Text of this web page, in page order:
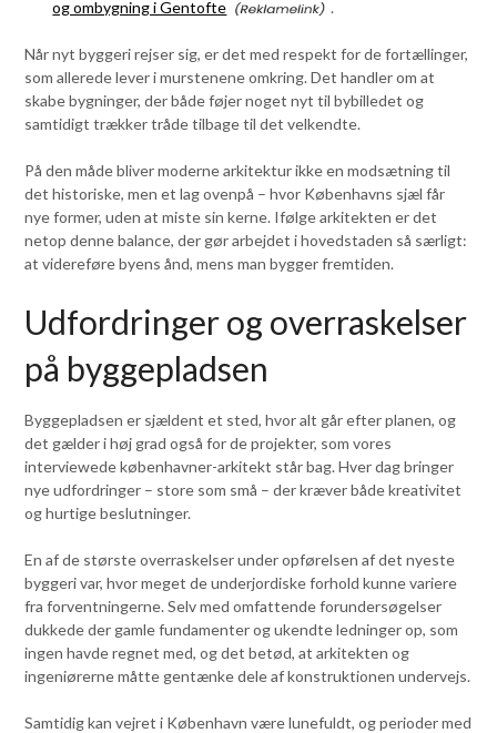
og ombygning i Gentofte .
Når nyt byggeri rejser sig, er det med respekt for de fortællinger,
som allerede lever i murstenene omkring. Det handler om at
skabe bygninger, der både føjer noget nyt til bybilledet og
samtidigt trækker tråde tilbage til det velkendte.
På den måde bliver moderne arkitektur ikke en modsætning til
det historiske, men et lag ovenpå – hvor Københavns sjæl får
nye former, uden at miste sin kerne. Ifølge arkitekten er det
netop denne balance, der gør arbejdet i hovedstaden så særligt:
at videreføre byens ånd, mens man bygger fremtiden.
Udfordringer og overraskelser
på byggepladsen
Byggepladsen er sjældent et sted, hvor alt går efter planen, og
det gælder i høj grad også for de projekter, som vores
interviewede københavner-arkitekt står bag. Hver dag bringer
nye udfordringer – store som små – der kræver både kreativitet
og hurtige beslutninger.
En af de største overraskelser under opførelsen af det nyeste
byggeri var, hvor meget de underjordiske forhold kunne variere
fra forventningerne. Selv med omfattende forundersøgelser
dukkede der gamle fundamenter og ukendte ledninger op, som
ingen havde regnet med, og det betød, at arkitekten og
ingeniørerne måtte gentænke dele af konstruktionen undervejs.
Samtidig kan vejret i København være lunefuldt, og perioder med